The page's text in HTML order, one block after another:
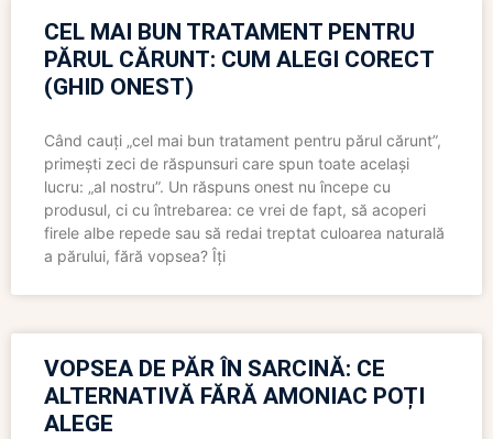
CEL MAI BUN TRATAMENT PENTRU
PĂRUL CĂRUNT: CUM ALEGI CORECT
(GHID ONEST)
Când cauți „cel mai bun tratament pentru părul cărunt”,
primești zeci de răspunsuri care spun toate același
lucru: „al nostru”. Un răspuns onest nu începe cu
produsul, ci cu întrebarea: ce vrei de fapt, să acoperi
firele albe repede sau să redai treptat culoarea naturală
a părului, fără vopsea? Îți
VOPSEA DE PĂR ÎN SARCINĂ: CE
ALTERNATIVĂ FĂRĂ AMONIAC POȚI
ALEGE